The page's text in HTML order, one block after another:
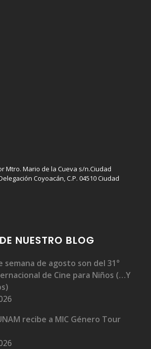
Mtro. Mario de la Cueva s/n.Ciudad
Coyoacán, C.P. 04510 Ciudad
NUESTRO BLOG
semana de agosto son del 31°
de Cine para Niños (…Y
recibe a MIC Género Tour